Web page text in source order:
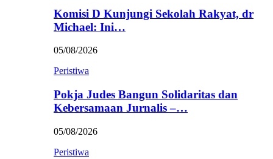
Komisi D Kunjungi Sekolah Rakyat, dr
Michael: Ini…
05/08/2026
Peristiwa
Pokja Judes Bangun Solidaritas dan
Kebersamaan Jurnalis –…
05/08/2026
Peristiwa